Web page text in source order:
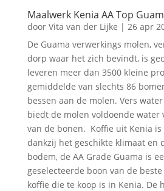
Maalwerk Kenia AA Top
door Vita van der Lijke | 26 apr
De Guama verwerkings molen,
dorp waar het zich bevindt, is
leveren meer dan 3500 kleine
gemiddelde van slechts 86
bessen aan de molen. Vers
biedt de molen voldoende water
van de bonen. Koffie uit Kenia
dankzij het geschikte klimaat en
bodem, de AA Grade Guama is
geselecteerde boon van de
koffie die te koop is in Kenia. De